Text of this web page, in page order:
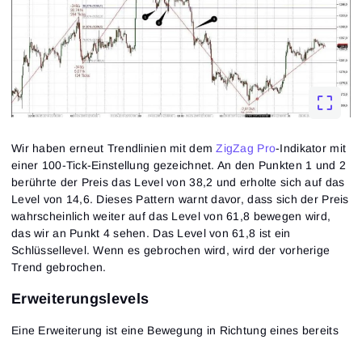
Wir haben erneut Trendlinien mit dem ZigZag Pro-Indikator mit
einer 100-Tick-Einstellung gezeichnet. An den Punkten 1 und 2
berührte der Preis das Level von 38,2 und erholte sich auf das
Level von 14,6. Dieses Pattern warnt davor, dass sich der Preis
wahrscheinlich weiter auf das Level von 61,8 bewegen wird,
das wir an Punkt 4 sehen. Das Level von 61,8 ist ein
Schlüssellevel. Wenn es gebrochen wird, wird der vorherige
Trend gebrochen.
Erweiterungslevels
Eine Erweiterung ist eine Bewegung in Richtung eines bereits